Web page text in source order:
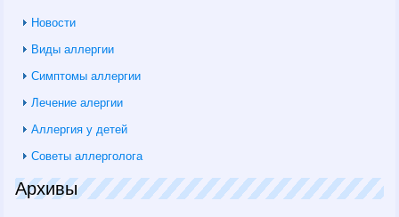
Новости
Виды аллергии
Симптомы аллергии
Лечение алергии
Аллергия у детей
Советы аллерголога
Архивы